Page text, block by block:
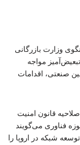
وزارت بازرگانی
مواجه
صنعتی، اقدامات
قانون امنیت
فناوری می‌گویند
شبکه در اروپا را